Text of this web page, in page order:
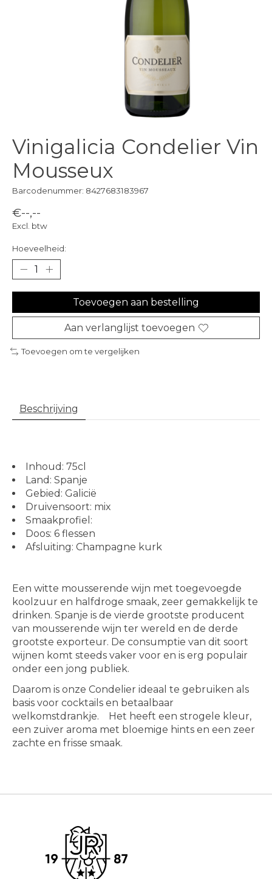
Vinigalicia Condelier Vin
Mousseux
Barcodenummer: 8427683183967
€--,--
Excl. btw
Hoeveelheid:
Toevoegen aan bestelling
Aan verlanglijst toevoegen
Toevoegen om te vergelijken
Beschrijving
Inhoud: 75cl
Land: Spanje
Gebied: Galicië
Druivensoort: mix
Smaakprofiel:
Doos: 6 flessen
Afsluiting: Champagne kurk
Een witte mousserende wijn met toegevoegde
koolzuur en halfdroge smaak, zeer gemakkelijk te
drinken. Spanje is de vierde grootste producent
van mousserende wijn ter wereld en de derde
grootste exporteur. De consumptie van dit soort
wijnen komt steeds vaker voor en is erg populair
onder een jong publiek.
Daarom is onze Condelier ideaal te gebruiken als
basis voor cocktails en betaalbaar
welkomstdrankje. Het heeft een strogele kleur,
een zuiver aroma met bloemige hints en een zeer
zachte en frisse smaak.